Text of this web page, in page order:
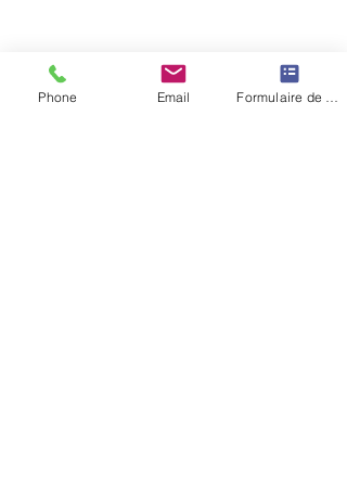
Cf : Annuaire 1981 de la Sté d’Histoire
Sundgauvienne G. Claerr-Stamm
Phone Email